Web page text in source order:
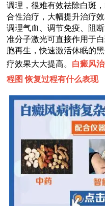
调理，很难有效祛除白斑
合性治疗，大幅提升治疗
调理气血、调节免疫、阻
准分子激光可直接作用于
胞再生，快速激活休眠的
疗效果大大提高。 白癜风
程图 恢复过程有什么表现